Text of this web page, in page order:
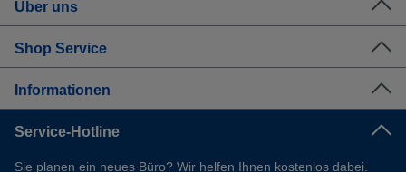
Über uns
Shop Service
Informationen
Service-Hotline
Sie planen ein neues Büro? Wir helfen Ihnen kostenlos dabei.